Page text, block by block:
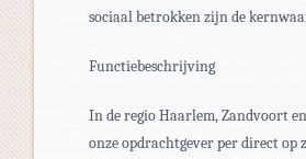
sociaal betrokken zijn de
Functiebeschrijving
In de regio Haarlem, Zandvoort
onze opdrachtgever per direct op